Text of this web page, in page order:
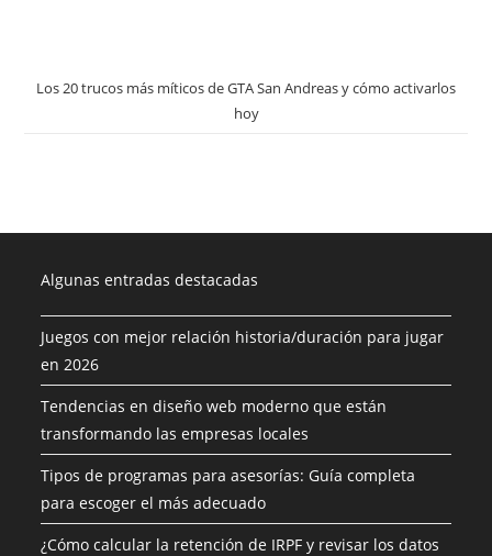
Los 20 trucos más míticos de GTA San Andreas y cómo activarlos
hoy
Algunas entradas destacadas
Juegos con mejor relación historia/duración para jugar
en 2026
Tendencias en diseño web moderno que están
transformando las empresas locales
Tipos de programas para asesorías: Guía completa
para escoger el más adecuado
¿Cómo calcular la retención de IRPF y revisar los datos